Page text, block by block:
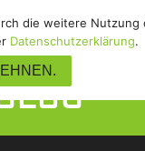
/ Zubehör
die weitere
Datenschutzerklärung.